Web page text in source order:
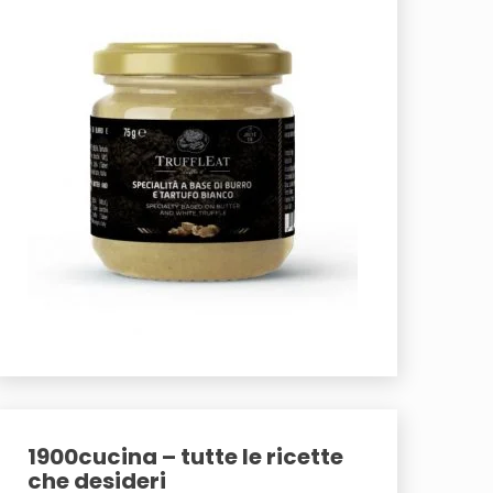
1900cucina – tutte le ricette
che desideri